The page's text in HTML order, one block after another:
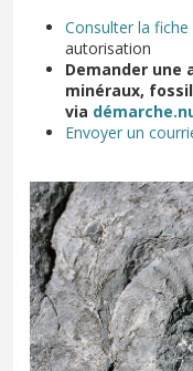
Consulter la fiche
autorisation
Demander une
minéraux,
via
Envoyer un